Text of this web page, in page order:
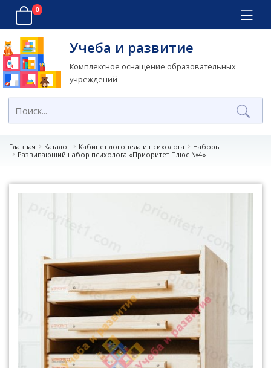
0
Учеба и развитие
Комплексное оснащение образовательных
учреждений
Главная Каталог Кабинет логопеда и психолога
Наборы
Развивающий набор психолога «Приоритет Плюс №4»...